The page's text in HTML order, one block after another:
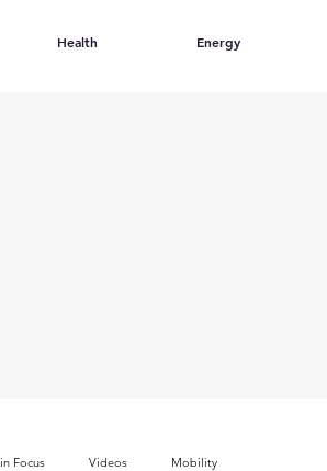
Health Energy
Focus Videos Mobility